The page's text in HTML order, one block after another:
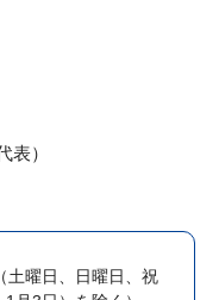
）
（土曜日、日曜日、祝